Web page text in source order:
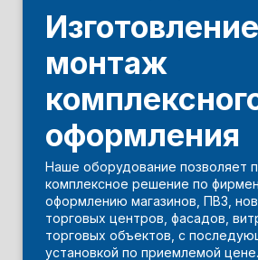
монтаж
оформления
Наше оборудование позволяет
комплексное решение по
оформлению магазинов, ПВЗ,
торговых центров, фасадов,
торговых объектов, с
установкой по приемлемой